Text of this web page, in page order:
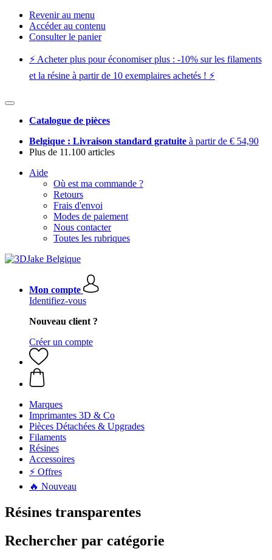
Revenir au menu
Accéder au contenu
Consulter le panier
⚡️ Acheter plus pour économiser plus : -10% sur les filaments
et la résine à partir de 10 exemplaires achetés ! ⚡️
Catalogue de pièces
Belgique : Livraison standard gratuite à partir de € 54,90
Plus de 11.100 articles
Aide
Où est ma commande ?
Retours
Frais d'envoi
Modes de paiement
Nous contacter
Toutes les rubriques
Mon compte
Identifiez-vous
Nouveau client ?
Créer un compte
Marques
Imprimantes 3D & Co
Pièces Détachées & Upgrades
Filaments
Résines
Accessoires
⚡ Offres
🔥 Nouveau
Résines transparentes
Rechercher par catégorie